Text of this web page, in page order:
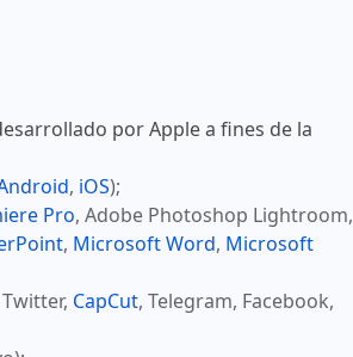
por Apple a fines de la
, iOS);
Pro, Adobe Photoshop Lightroom,
, Microsoft Word, Microsoft
Twitter, CapCut, Telegram, Facebook,